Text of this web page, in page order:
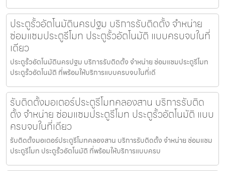
ประตูรั้วอัตโนมัตินครปฐม บริการรับติดตั้ง จำหน่าย
ซ่อมแซมประตูรีโมท ประตูรั้วอัตโนมัติ แบบครบจบในที่
เดียว
ประตูรั้วอัตโนมัตินครปฐม บริการรับติดตั้ง จำหน่าย ซ่อมแซมประตูรีโมท
ประตูรั้วอัตโนมัติ ที่พร้อมให้บริการแบบครบจบในที่เดี
รับติดตั้งมอเตอร์ประตูรีโมทคลองสาน บริการรับติด
ตั้ง จำหน่าย ซ่อมแซมประตูรีโมท ประตูรั้วอัตโนมัติ แบบ
ครบจบในที่เดียว
รับติดตั้งมอเตอร์ประตูรีโมทคลองสาน บริการรับติดตั้ง จำหน่าย ซ่อมแซม
ประตูรีโมท ประตูรั้วอัตโนมัติ ที่พร้อมให้บริการแบบครบ